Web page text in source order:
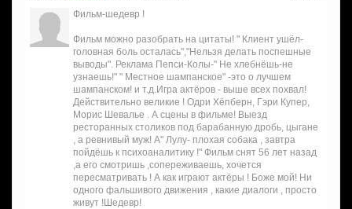
Фильм-шедевр !
Фильм можно разобрать на цитаты! " Клиент ушёл-
головная боль осталась","Нельзя делать поспешные
выводы". Реклама Пепси-Колы-" Не хлебнёшь-не
узнаешь!" " Местное шампанское" -это о лучшем
шампанском! и т.д.Игра актёров - выше всех похвал!
Действительно великие ! Одри Хёпберн, Гэри Купер,
Морис Шевалье . А сцены в фильме! Выезд
ресторанных столиков под барабанную дробь, цыгане
, а ревнивый муж! А" Лулу- плохая собака , завтра
пойдёшь к психоаналитику !" Фильм снят 56 лет назад
,а его смотришь ,сопереживаешь, хочется
пересматривать ! А как играют актёры ! Боже мой! Ни
одного фальшивого движения , какие диалоги , просто
живут !Шедевр!